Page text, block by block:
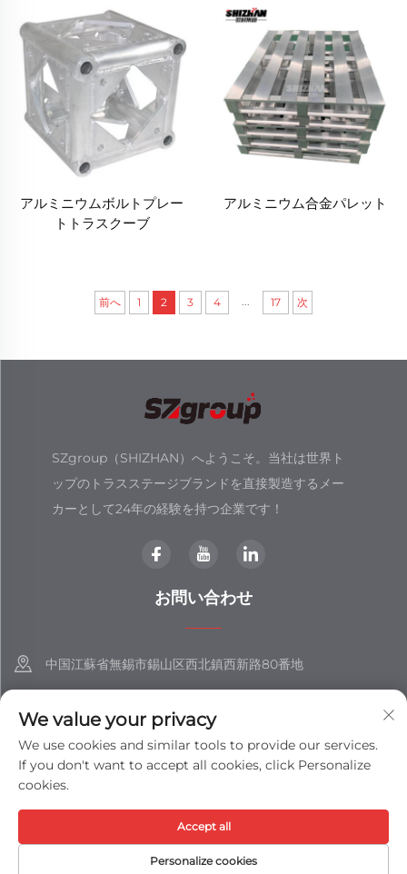
アルミニウムボルトプレー
トトラスクーブ
アルミニウム合金パレット
前へ 1 2 3 4 17 次
SZgroup（SHIZHAN）へようこそ。当社は世界ト
ップのトラスステージブランドを直接製造するメー
カーとして24年の経験を持つ企業です！
お問い合わせ
中国江蘇省無錫市錫山区西北鎮西新路80番地
[email protected]
著作権 © 江蘇士展集団有限公司 すべての権利を保有 - プライバシーポ
リシー- ブログ
We value your privacy
We use cookies and similar tools to provide our services.
If you don't want to accept all cookies, click Personalize
cookies.
Personalize cookies
Accept all